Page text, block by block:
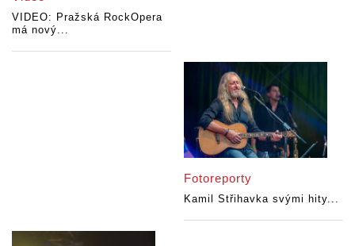
VIDEO: Pražská RockOpera
má nový...
Fotoreporty
Kamil Střihavka svými hity...